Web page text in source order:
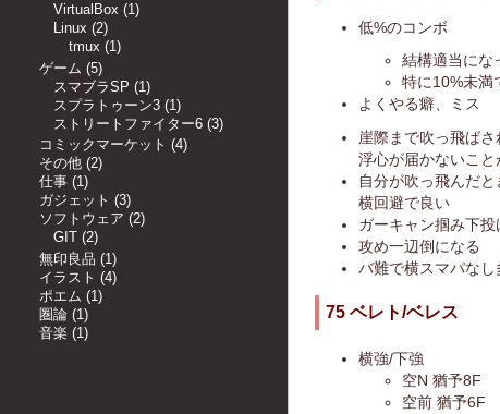
VirtualBox (1)
Linux (2)
tmux (1)
ゲーム (5)
スマブラSP (1)
スプラトゥーン3 (1)
ストリートファイター6 (3)
コミックマーケット (4)
その他 (2)
仕事 (1)
ガジェット (3)
ソフトウェア (2)
GIT (2)
無印良品 (1 )
イラスト (4)
ポエム (1 )
圏論 (1 )
音楽 (1 )
低%のコンボ
結構適当にな
特に10%未満
よくやる癖、ミス
崖際まで吹っ飛ば
浮心が届かないこと
自分が吹っ飛んだ
横回避で良い
ガーキャン掴み下
攻め一辺倒になる
バ難で横スマパなし
75 ベレト/ベレス
横強/下強
空N 猶予8F
空前 猶予6F